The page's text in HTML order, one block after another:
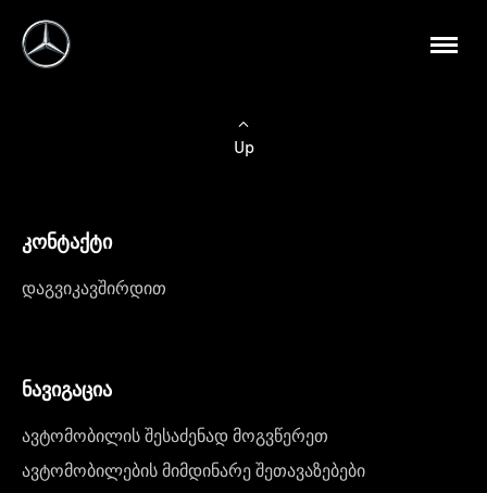
Up
კონტაქტი
დაგვიკავშირდით
ნავიგაცია
ავტომობილის შესაძენად მოგვწერეთ
ავტომობილების მიმდინარე შეთავაზებები